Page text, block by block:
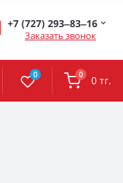
+7 (727) 293‒83‒16
Заказать звонок
0 0 0 тг.